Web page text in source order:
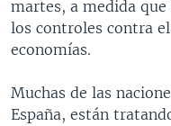
FORO [RADIO]
DEPORTIVO
ENTRETENIMIENTO
Idiomas
martes, a medida que
los controles contra
economías.
Muchas de las
España, están